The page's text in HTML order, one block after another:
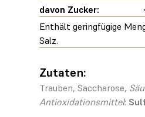
davon Zucker:
Enthält geringfügige
Salz.
Zutaten:
Trauben, Saccharose,
Antioxidationsmittel: